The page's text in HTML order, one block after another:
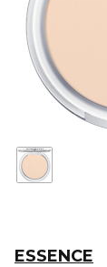
ESSENCE